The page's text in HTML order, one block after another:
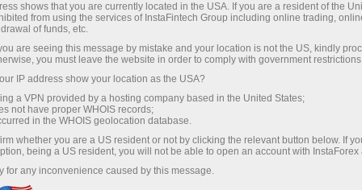
Tips berguna dari
InstaForex
Bahan-bahan penting untuk setiap pedagang baru
Forex boleh didapati di bahagian ini. Pada
bahagian ini, anda boleh mendapatkan semua
maklumat yang diperlukan untuk menyediakan diri
anda untuk berdagang secara produktif dalam
pasaran Forex
shows that you are currently located in the USA. If you are a resident of the
from using the services of InstaFintech Group including online trading,
of funds, etc.
are seeing this message by mistake and your location is not the US, kindly
you must leave the website in order to comply with government
IP address show your location as the USA?
a VPN provided by a hosting company based in the United States;
not have proper WHOIS records;
in the WHOIS geolocation database.
whether you are a US resident or not by clicking the relevant button below. If
being a US resident, you will not be able to open an account with InstaForex
for any inconvenience caused by this message.